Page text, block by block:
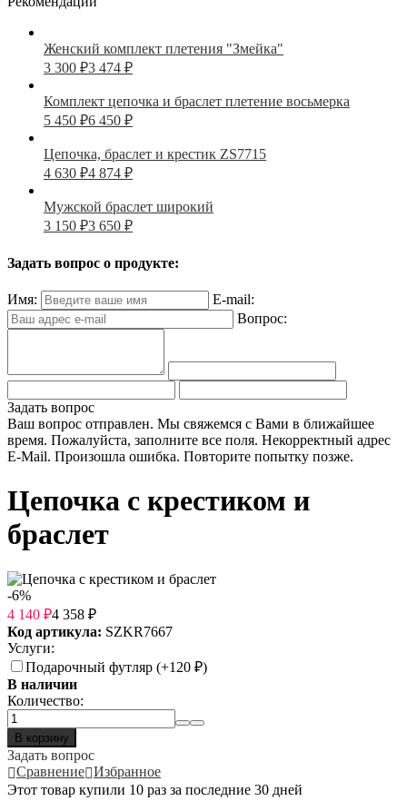
Женский комплект плетения "Змейка"
3 300 ₽3 474 ₽
Комплект цепочка и браслет плетение восьмерка
5 450 ₽6 450 ₽
Цепочка, браслет и крестик ZS7715
4 630 ₽4 874 ₽
Мужской браслет широкий
3 150 ₽3 650 ₽
Задать вопрос о продукте:
Имя:
E-mail:
Вопрос:
Задать вопрос
Ваш вопрос отправлен. Мы свяжемся с Вами в ближайшее
время. Пожалуйста, заполните все поля. Некорректный адрес
E-Mail. Произошла ошибка. Повторите попытку позже.
Цепочка с крестиком и
браслет
-6%
4 140 ₽4 358 ₽
Код артикула: SZKR7667
Услуги:
Подарочный футляр (+120 ₽)
В наличии
Количество:
В корзину
Задать вопрос
Сравнение Избранное
Этот товар купили 10 раз за последние 30 дней